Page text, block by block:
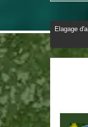
Elagage